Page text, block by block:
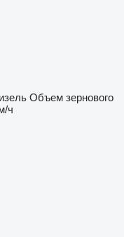
Объем зернового
ч